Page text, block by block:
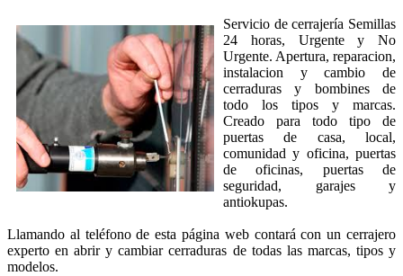
Servicio de cerrajería Semillas
24 horas, Urgente y No
Urgente. Apertura, reparacion,
instalacion y cambio de
cerraduras y bombines de
todo los tipos y marcas.
Creado para todo tipo de
puertas de casa, local,
comunidad y oficina, puertas
de oficinas, puertas de
seguridad, garajes y
antiokupas.
Llamando al teléfono de esta página web contará con un cerrajero
experto en abrir y cambiar cerraduras de todas las marcas, tipos y
modelos.